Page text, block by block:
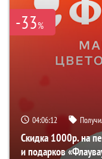
-33%
04:06:11
Скидка 1000р. на
и подарков